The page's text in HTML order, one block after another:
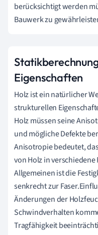
berücksichtigt werden
Bauwerk zu
Eigenschaften
Holz ist ein natürlicher
strukturellen
Holz müssen seine
und mögliche Defekte
Anisotropie bedeutet,
von Holz in
Allgemeinen ist die
senkrecht zur
Änderungen der
Schwindverhalten
Tragfähigkeit